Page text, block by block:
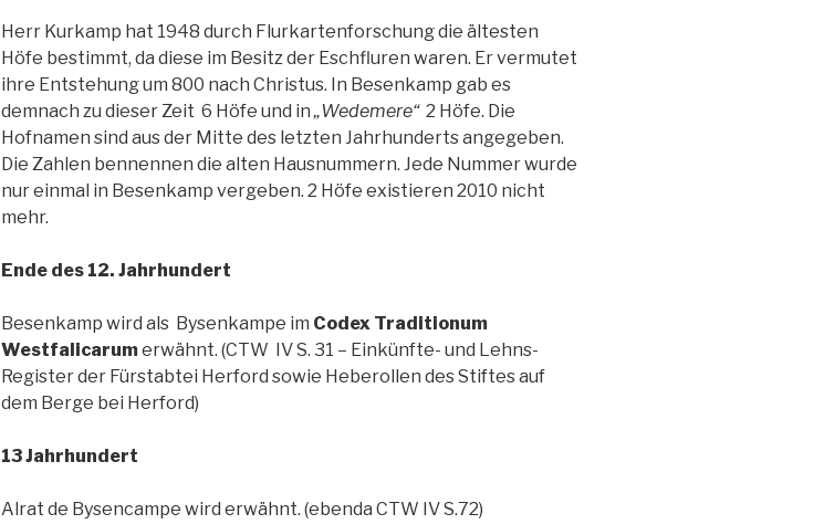
Herr Kurkamp hat 1948 durch Flurkartenforschung die ältesten
Höfe bestimmt, da diese im Besitz der Eschfluren waren. Er vermutet
ihre Entstehung um 800 nach Christus. In Besenkamp gab es
demnach zu dieser Zeit 6 Höfe und in „Wedemere“ 2 Höfe. Die
Hofnamen sind aus der Mitte des letzten Jahrhunderts angegeben.
Die Zahlen bennennen die alten Hausnummern. Jede Nummer wurde
nur einmal in Besenkamp vergeben. 2 Höfe existieren 2010 nicht
mehr.
Ende des 12. Jahrhundert
Besenkamp wird als Bysenkampe im Codex Traditionum
Westfalicarumerwähnt. (CTW IV S. 31 – Einkünfte- und Lehns-
Register der Fürstabtei Herford sowie Heberollen des Stiftes auf
dem Berge bei Herford)
13 Jahrhundert
Alrat de Bysencampe wird erwähnt. (ebenda CTW IV S.72)